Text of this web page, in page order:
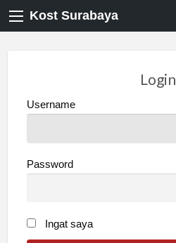
Kost Surabaya
Login
Username
Password
Ingat saya